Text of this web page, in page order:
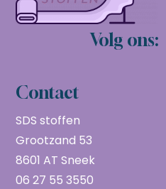
Volg ons:
Contact
SDS stoffen
Grootzand 53
8601 AT Sneek
06 27 55 3550